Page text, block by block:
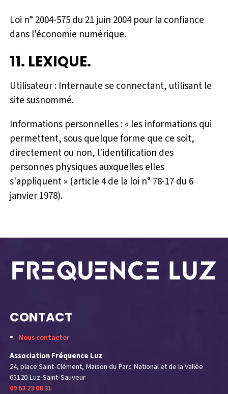
Loi n° 2004-575 du 21 juin 2004 pour la confiance
dans l'économie numérique.
11. LEXIQUE.
Utilisateur : Internaute se connectant, utilisant le
site susnommé.
Informations personnelles : « les informations qui
permettent, sous quelque forme que ce soit,
directement ou non, l'identification des
personnes physiques auxquelles elles
s'appliquent » (article 4 de la loi n° 78-17 du 6
janvier 1978).
CONTACT
Nous contacter
Association Fréquence Luz
24, place Saint-Clément, Maison du Parc National et de la Vallée
65120 Luz-Saint-Sauveur
09 63 23 08 31